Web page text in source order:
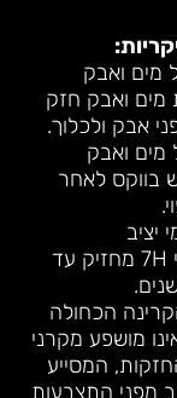
מים ואבק
מים ואבק חזק
אבק ולכלוך.
מים ואבק
בווקס לאחר
יציב
ציפוי זכוכית בעובי 7H מחזיק עד
הכחולה
מושפע מקרני
המסייע
מפני התצבעות